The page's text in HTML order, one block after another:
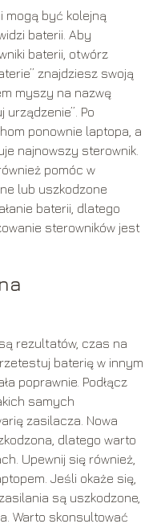
mogą być kolejną
baterii. Aby
baterii, otwórz
znajdziesz swoją
myszy na nazwę
urządzenie”. Po
ponownie laptopa, a
najnowszy sterownik.
pomóc w
lub uszkodzone
baterii, dlatego
sterowników jest
rezultatów, czas na
baterię w innym
poprawnie. Podłącz
samych
zasilacza. Nowa
dlatego warto
Upewnij się również,
Jeśli okaże się,
są uszkodzone,
Warto skonsultować